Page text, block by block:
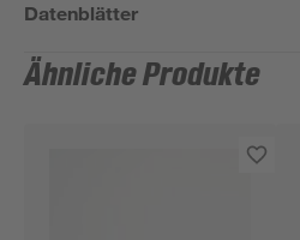
Datenblätter
Ähnliche Produkte